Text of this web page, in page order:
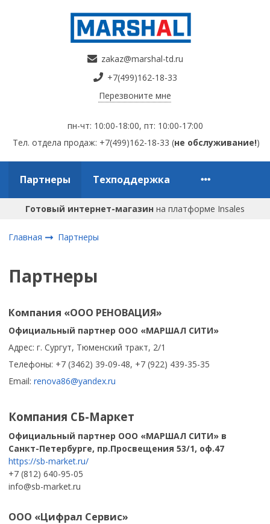
пн-чт: 10:00-18:00, пт: 10:00-17:00
Тел. отдела продаж: +7(499)162-18-33 (не обслуживание!)
zakaz@marshal-td.ru
+7(499)162-18-33
Перезвоните мне
Партнеры Техподдержка
Готовый интернет-магазин на платформе Insales
Главная Партнеры
Партнеры
Компания «ООО РЕНОВАЦИЯ»
Официальный партнер ООО «МАРШАЛ СИТИ»
Адрес: г. Сургут, Тюменский тракт, 2/1
Телефоны: +7 (3462) 39-09-48, +7 (922) 439-35-35
Email:renova86@yandex.ru
Компания СБ-Маркет
Официальный партнер ООО «МАРШАЛ СИТИ» в
Санкт-Петербурге, пр.Просвещения 53/1, оф.47
https://sb-market.ru/
+7 (812) 640-95-05
info@sb-market.ru
ООО «Цифрал Сервис»